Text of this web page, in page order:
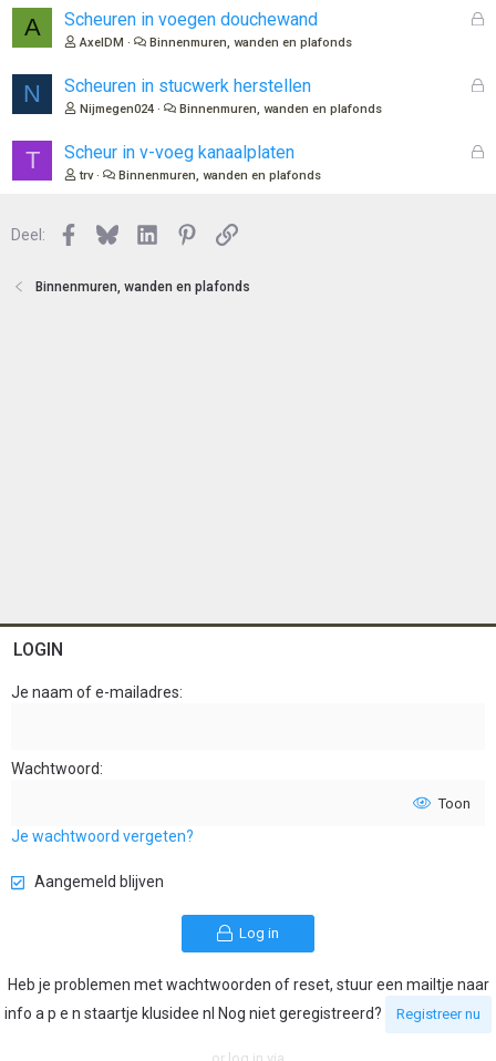
A
G
n
Scheuren in voegen douchewand
AxelDM Binnenmuren, wanden en plafonds
N
G
Scheuren in stucwerk herstellen
Nijmegen024 Binnenmuren, wanden en plafonds
T
G
Scheur in v-voeg kanaalplaten
trv Binnenmuren, wanden en plafonds
Deel: Facebook
BlueskyLinkedInPinterest
Link
Binnenmuren, wanden en plafonds
LOGIN
Je naam of e-mailadres
Wachtwoord
Toon
Je wachtwoord vergeten?
Aangemeld blijven
Log in
Heb je problemen met wachtwoorden of reset, stuur een mailtje naar
info a p e n staartje klusidee nl Nog niet geregistreerd?
Registreer nu